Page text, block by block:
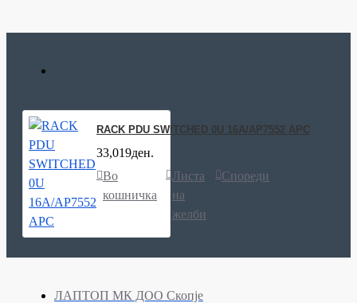
RACK PDU SWITCHED 0U 16A/AP7552 APC
33,019ден.
Во
кошничка
Листа
на
желби
Спореди
ЛАПТОП МК ДОО Скопје